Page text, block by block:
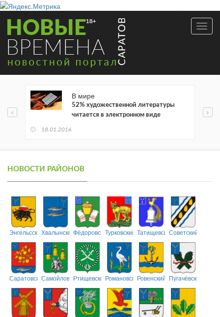
В мире
52% художественной литературы
читается в электронном виде
18.01.2016
НОВОСТИ РАЙОНОВ
ЭнгельсскийХвалынскийФёдоровскийТурковский ТатищевскийСоветский
СаратовскийСамойловскийРтищевскийРомановскийРовенский Пугачёвский